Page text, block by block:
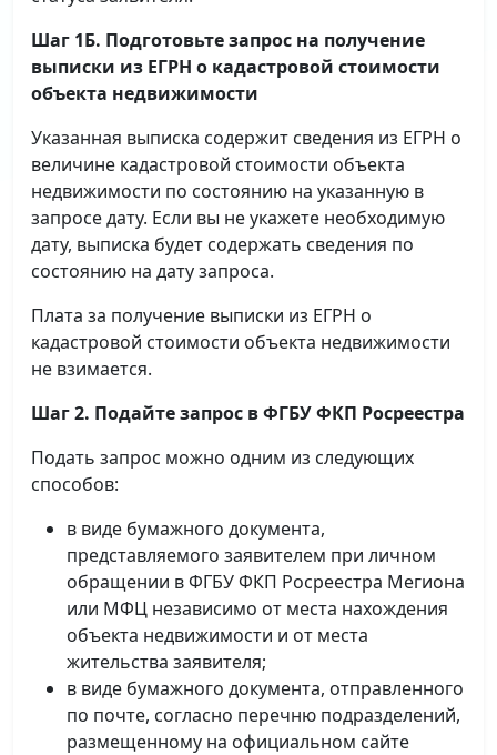
Шаг 1Б. Подготовьте запрос на получение
выписки из ЕГРН о кадастровой стоимости
объекта недвижимости
Указанная выписка содержит сведения из ЕГРН о
величине кадастровой стоимости объекта
недвижимости по состоянию на указанную в
запросе дату. Если вы не укажете необходимую
дату, выписка будет содержать сведения по
состоянию на дату запроса.
Плата за получение выписки из ЕГРН о
кадастровой стоимости объекта недвижимости
не взимается.
Шаг 2. Подайте запрос в ФГБУ ФКП Росреестра
Подать запрос можно одним из следующих
способов:
в виде бумажного документа,
представляемого заявителем при личном
обращении в ФГБУ ФКП Росреестра Мегиона
или МФЦ независимо от места нахождения
объекта недвижимости и от места
жительства заявителя;
в виде бумажного документа, отправленного
по почте, согласно перечню подразделений,
размещенному на официальном сайте